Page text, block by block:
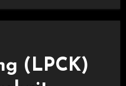
(LPCK)